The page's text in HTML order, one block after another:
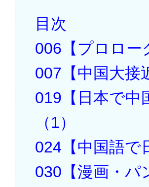
目次
006【プロロー
007【中国大接
019【日本で
（1）
024【中国語で
030【漫画・パ